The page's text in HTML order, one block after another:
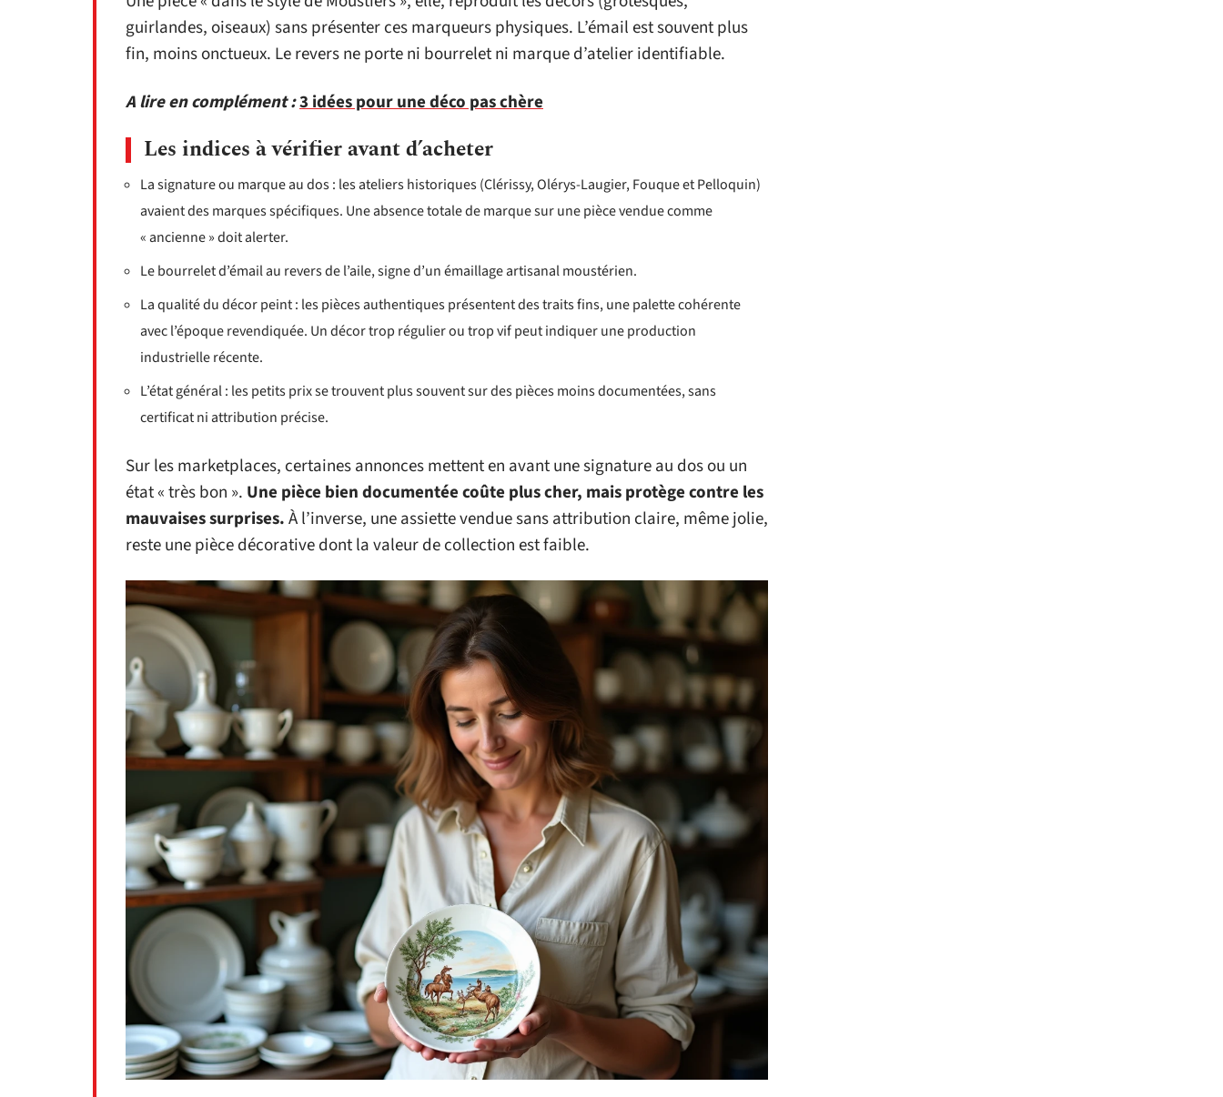
guirlandes, oiseaux) sans présenter ces marqueurs physiques. L’émail est souvent plus
fin, moins onctueux. Le revers ne porte ni bourrelet ni marque d’atelier identifiable.
A lire en complément :3 idées pour une déco pas chère
Les indices à vérifier avant d’acheter
La signature ou marque au dos : les ateliers historiques (Clérissy, Olérys-Laugier, Fouque et Pelloquin)
avaient des marques spécifiques. Une absence totale de marque sur une pièce vendue comme
« ancienne » doit alerter.
Le bourrelet d’émail au revers de l’aile, signe d’un émaillage artisanal moustérien.
La qualité du décor peint : les pièces authentiques présentent des traits fins, une palette cohérente
avec l’époque revendiquée. Un décor trop régulier ou trop vif peut indiquer une production
industrielle récente.
L’état général : les petits prix se trouvent plus souvent sur des pièces moins documentées, sans
certificat ni attribution précise.
Sur les marketplaces, certaines annonces mettent en avant une signature au dos ou un
état « très bon ». Une pièce bien documentée coûte plus cher, mais protège contre les
mauvaises surprises.À l’inverse, une assiette vendue sans attribution claire, même jolie,
reste une pièce décorative dont la valeur de collection est faible.